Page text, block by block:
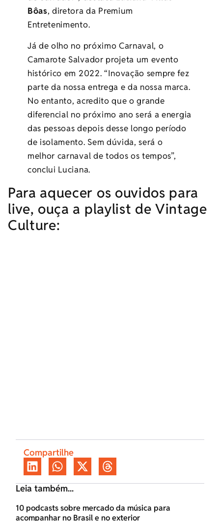
Bôas, diretora da Premium
Entretenimento.
Já de olho no próximo Carnaval, o
Camarote Salvador projeta um evento
histórico em 2022. “Inovação sempre fez
parte da nossa entrega e da nossa marca.
No entanto, acredito que o grande
diferencial no próximo ano será a energia
das pessoas depois desse longo período
de isolamento. Sem dúvida, será o
melhor carnaval de todos os tempos”,
conclui Luciana.
Para aquecer os ouvidos para
live, ouça a playlist de Vintage
Culture:
Compartilhe
Leia também...
10 podcasts sobre mercado da música para
acompanhar no Brasil e no exterior